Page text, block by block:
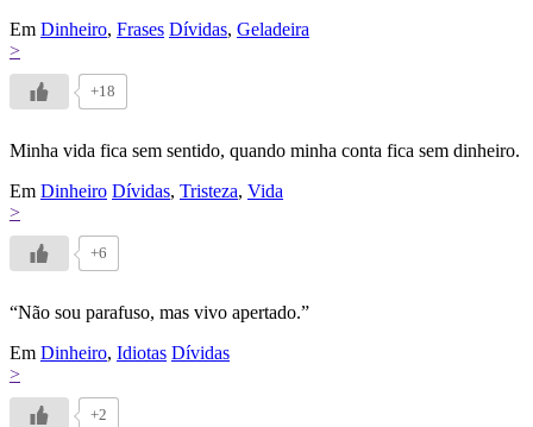
Em Dinheiro, Frases Dívidas, Geladeira
>
+18
Minha vida fica sem sentido, quando minha conta fica sem dinheiro.
Em Dinheiro Dívidas, Tristeza, Vida
>
+6
“Não sou parafuso, mas vivo apertado.”
Em Dinheiro, Idiotas Dívidas
>
+2